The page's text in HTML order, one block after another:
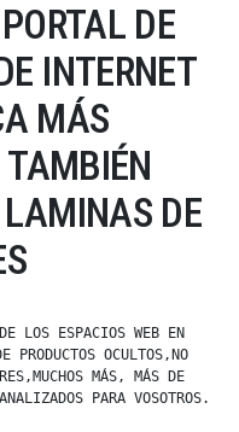
DE
INTERNET
MÁS
DE
LOS ESPACIOS WEB EN
PRODUCTOS OCULTOS,NO
MÁS, MÁS DE
PARA VOSOTROS.